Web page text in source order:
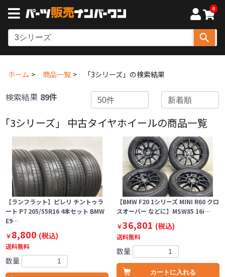
0
ホーム 商品一覧 「3シリーズ」の検索結果
検索結果 89件
「3シリーズ」 中古タイヤホイールの商品一覧
【ランフラット】ピレリ チントゥラ
ート P7 205/55R16 4本セット BMW
E9…
￥8,800 (税込)
送料無料
数量
【BMW F20 1シリーズ MINI R60 クロ
スオーバー などに】MSW85 16i…
￥36,801 (税込)
送料無料
数量
カートに入れる